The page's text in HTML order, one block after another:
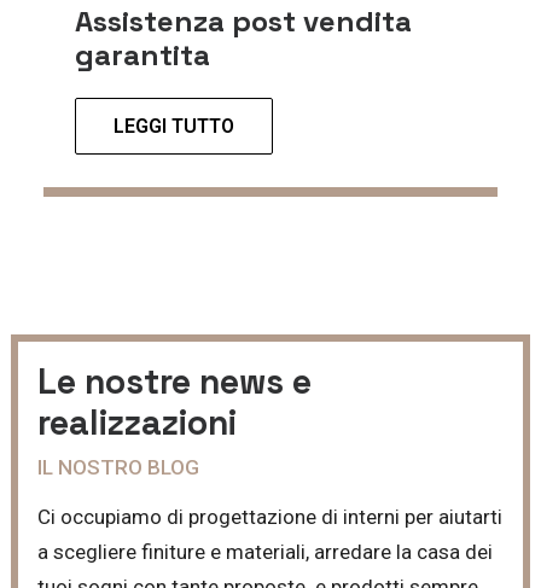
Assistenza post vendita
garantita
LEGGI TUTTO
Le nostre news e
realizzazioni
IL NOSTRO BLOG
Ci occupiamo di progettazione di interni per aiutarti
a scegliere finiture e materiali, arredare la casa dei